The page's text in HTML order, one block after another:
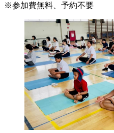
※参加費無料、予約不要